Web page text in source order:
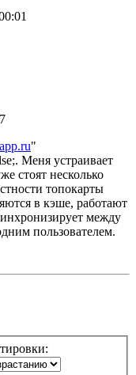
"
Меня устраивает
стоят несколько
топокарты
в кэше, работают
между
пользователем.